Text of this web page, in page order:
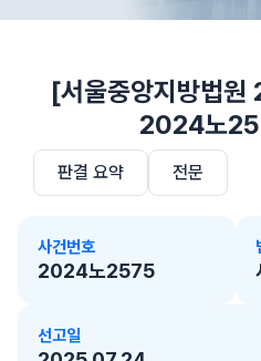
[서울중앙지방법
2024노
판결 요약 전문
사건번호
2024노2575
선고일